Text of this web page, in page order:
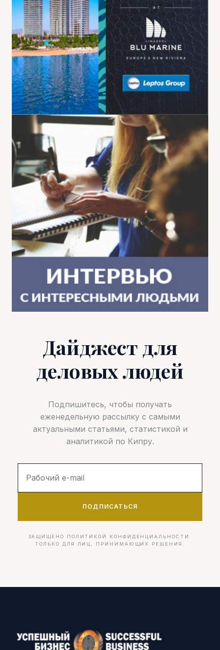
Дайджест для
деловых людей
Подпишитесь, чтобы получать
еженедельную рассылку с самыми
актуальными статьями, статистикой и
аналитикой по Кипру.
ПОДПИСАТЬСЯ
ЗАЩИЩЕНО ПОЛИТИКОЙ КОНФИДЕНЦИАЛЬНОСТИ.
ТОЛЬКО ДЛЯ ЛИЦ, ПРИНИМАЮЩИХ РЕШЕНИЯ.